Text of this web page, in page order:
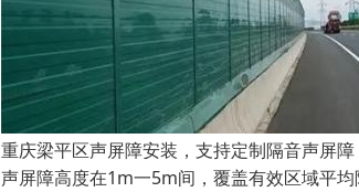
重庆梁平区声屏障安装，支持定制隔音声屏障
声屏障高度在1m一5m间，覆盖有效区域平